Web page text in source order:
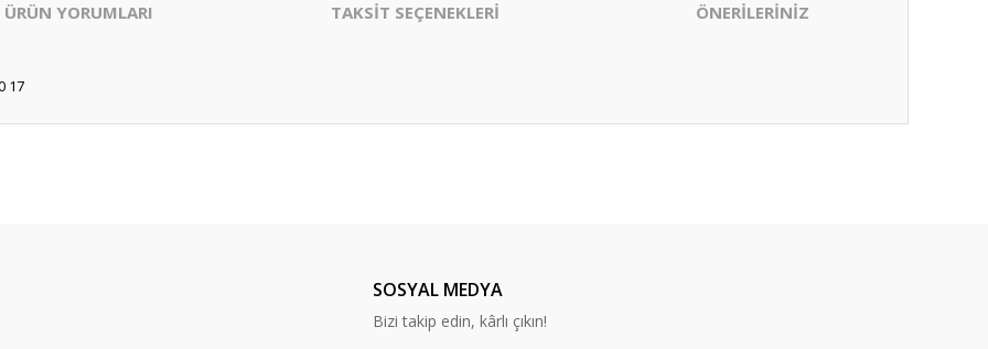
ÜRÜN YORUMLARI TAKSİT SEÇENEKLERİ ÖNERİLERİNİZ
17
SOSYAL MEDYA
Bizi takip edin, kârlı çıkın!